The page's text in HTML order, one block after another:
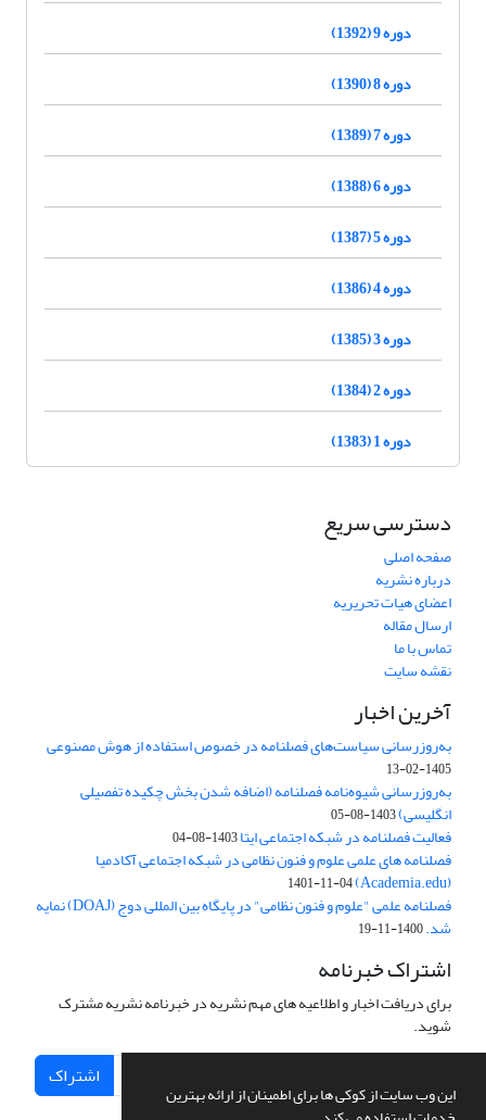
این وب سایت از کوکی ها برای اطمینان از ارائه بهترین
دوره 9 (1392)
دوره 8 (1390)
دوره 7 (1389)
دوره 6 (1388)
دوره 5 (1387)
دوره 4 (1386)
دوره 3 (1385)
دوره 2 (1384)
دوره 1 (1383)
دسترسی سریع
صفحه اصلی
درباره نشریه
اعضای هیات تحریریه
ارسال مقاله
تماس با ما
نقشه سایت
آخرین اخبار
به‌روزرسانی سیاست‌های فصلنامه در خصوص استفاده از هوش مصنوعی
1405-02-13
به‌روزرسانی شیوه‌نامه فصلنامه (اضافه شدن بخش چکیده تفصیلی
انگلیسی)1403-08-05
فعالیت فصلنامه در شبکه اجتماعی ایتا1403-08-04
فصلنامه های علمی علوم و فنون نظامی در شبکه اجتماعی آکادمیا
(Academia.edu)
1401-11-04
فصلنامه علمی "علوم و فنون نظامی" در پایگاه بین المللی دوج (DOAJ) نمایه
شد.1400-11-19
اشتراک خبرنامه
برای دریافت اخبار و اطلاعیه های مهم نشریه در خبرنامه نشریه مشترک
شوید.
اشتراک